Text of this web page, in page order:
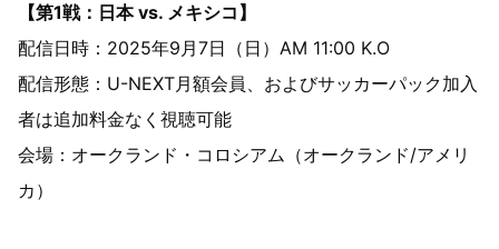
【第1戦：日本 vs. メキシコ】
配信日時：2025年9月7日（日）AM 11:00 K.O
配信形態：U-NEXT月額会員、およびサッカーパック加入
者は追加料金なく視聴可能
会場：オークランド・コロシアム（オークランド/アメリ
カ）